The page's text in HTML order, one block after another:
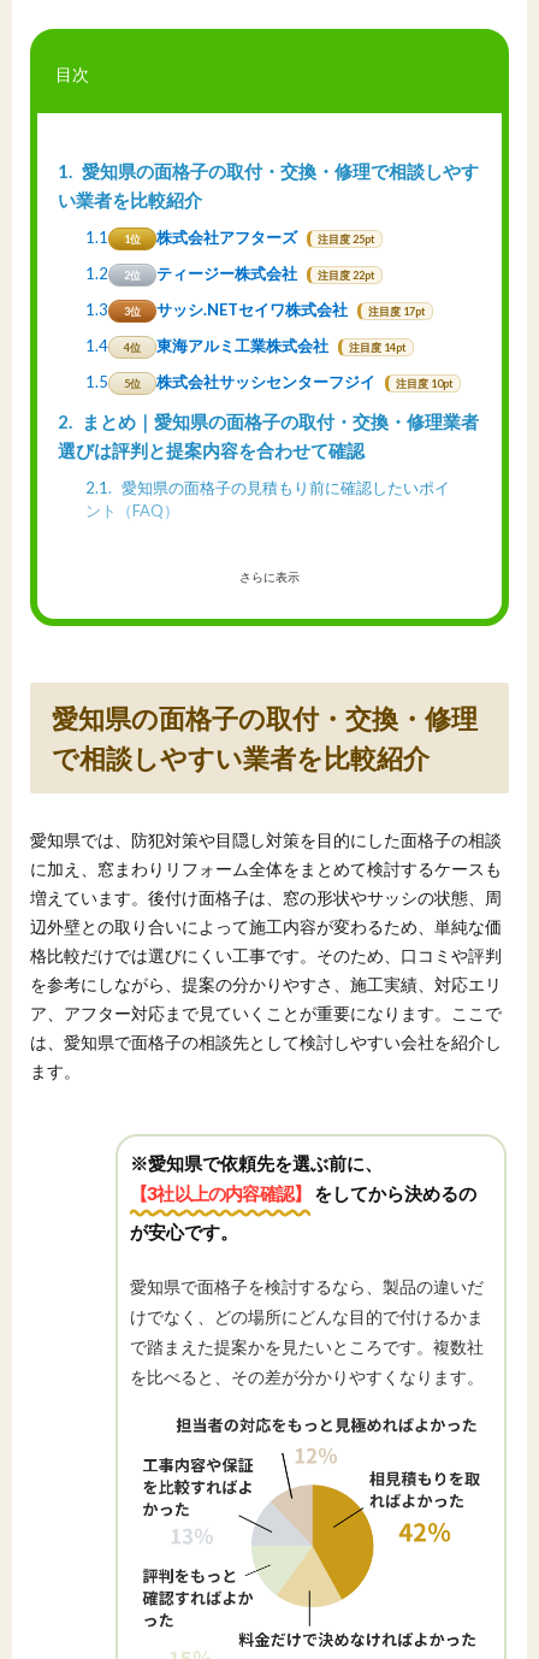
目次
1
愛知県の面格子の取付・交換・修理で相談しやす
い業者を比較紹介
1.1 1位 株式会社アフターズ 注目度 25pt
1.2 2位 ティージー株式会社 注目度 22pt
1.3 3位 サッシ.NETセイワ株式会社 注目度 17pt
1.4 4位 東海アルミ工業株式会社 注目度 14pt
1.5 5位 株式会社サッシセンターフジイ 注目度 10pt
2
まとめ｜愛知県の面格子の取付・交換・修理業者
選びは評判と提案内容を合わせて確認
2.1
愛知県の面格子の見積もり前に確認したいポイ
ント（FAQ）
さらに表示
愛知県の面格子の取付・交換・修理
で相談しやすい業者を比較紹介
愛知県では、防犯対策や目隠し対策を目的にした面格子の相談
に加え、窓まわりリフォーム全体をまとめて検討するケースも
増えています。後付け面格子は、窓の形状やサッシの状態、周
辺外壁との取り合いによって施工内容が変わるため、単純な価
格比較だけでは選びにくい工事です。そのため、口コミや評判
を参考にしながら、提案の分かりやすさ、施工実績、対応エリ
ア、アフター対応まで見ていくことが重要になります。ここで
は、愛知県で面格子の相談先として検討しやすい会社を紹介し
ます。
※愛知県で依頼先を選ぶ前に、
【3社以上の内容確認】
をしてから決めるの
が安心です。
愛知県で面格子を検討するなら、製品の違いだ
けでなく、どの場所にどんな目的で付けるかま
で踏まえた提案かを見たいところです。複数社
を比べると、その差が分かりやすくなります。